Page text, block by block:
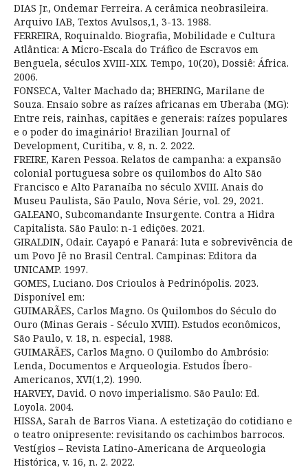
DIAS Jr., Ondemar Ferreira. A cerâmica neobrasileira.
Arquivo IAB, Textos Avulsos,1, 3-13. 1988.
FERREIRA, Roquinaldo. Biografia, Mobilidade e Cultura
Atlântica: A Micro-Escala do Tráfico de Escravos em
Benguela, séculos XVIII-XIX. Tempo, 10(20), Dossiê: África.
2006.
FONSECA, Valter Machado da; BHERING, Marilane de
Souza. Ensaio sobre as raízes africanas em Uberaba (MG):
Entre reis, rainhas, capitães e generais: raízes populares
e o poder do imaginário! Brazilian Journal of
Development, Curitiba, v. 8, n. 2. 2022.
FREIRE, Karen Pessoa. Relatos de campanha: a expansão
colonial portuguesa sobre os quilombos do Alto São
Francisco e Alto Paranaíba no século XVIII. Anais do
Museu Paulista, São Paulo, Nova Série, vol. 29, 2021.
GALEANO, Subcomandante Insurgente. Contra a Hidra
Capitalista. São Paulo: n-1 edições. 2021.
GIRALDIN, Odair. Cayapó e Panará: luta e sobrevivência de
um Povo Jê no Brasil Central. Campinas: Editora da
UNICAMP. 1997.
GOMES, Luciano. Dos Crioulos à Pedrinópolis. 2023.
Disponível em:
GUIMARÃES, Carlos Magno. Os Quilombos do Século do
Ouro (Minas Gerais - Século XVIII). Estudos econômicos,
São Paulo, v. 18, n. especial, 1988.
GUIMARÃES, Carlos Magno. O Quilombo do Ambrósio:
Lenda, Documentos e Arqueologia. Estudos Íbero-
Americanos, XVI(1,2). 1990.
HARVEY, David. O novo imperialismo. São Paulo: Ed.
Loyola. 2004.
HISSA, Sarah de Barros Viana. A estetização do cotidiano e
o teatro onipresente: revisitando os cachimbos barrocos.
Vestígios – Revista Latino-Americana de Arqueologia
Histórica, v. 16, n. 2. 2022.